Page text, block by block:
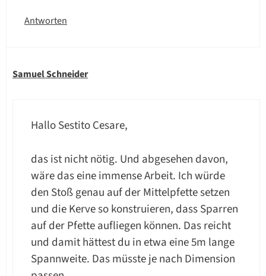
Antworten
Samuel Schneider
Hallo Sestito Cesare,
das ist nicht nötig. Und abgesehen davon,
wäre das eine immense Arbeit. Ich würde
den Stoß genau auf der Mittelpfette setzen
und die Kerve so konstruieren, dass Sparren
auf der Pfette aufliegen können. Das reicht
und damit hättest du in etwa eine 5m lange
Spannweite. Das müsste je nach Dimension